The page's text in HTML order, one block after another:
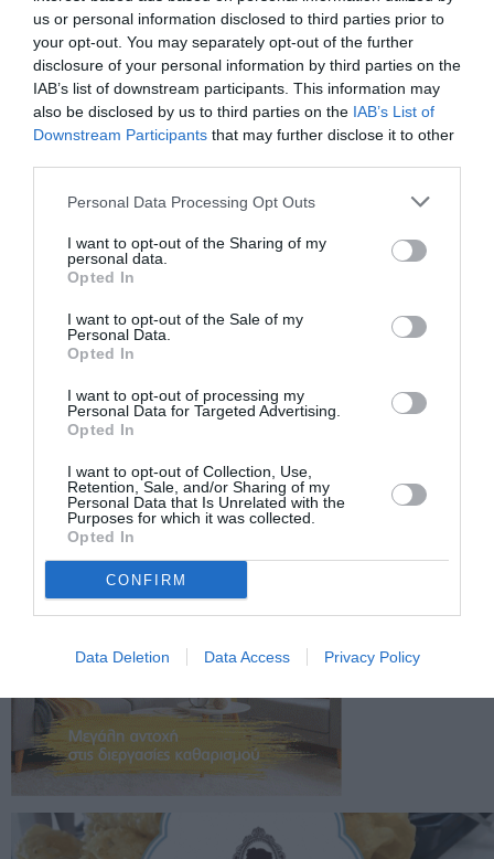
us or personal information disclosed to third parties prior to
your opt-out. You may separately opt-out of the further
disclosure of your personal information by third parties on the
IAB’s list of downstream participants. This information may
also be disclosed by us to third parties on the IAB’s List of
Downstream Participants that may further disclose it to other
Personal Data Processing Opt Outs
I want to opt-out of the Sharing of my
personal data.
Opted In
I want to opt-out of the Sale of my
Personal Data.
Opted In
I want to opt-out of processing my
Personal Data for Targeted Advertising.
Opted In
I want to opt-out of Collection, Use,
Retention, Sale, and/or Sharing of my
Personal Data that Is Unrelated with the
Purposes for which it was collected.
Opted In
CONFIRM
Data Deletion Data Access Privacy Policy
TAGS: ΚΥΡΙΑΚΟΣ ΜΗΤΣΟΤΑΚΗΣ
ΠΑΤΡΑ-ΠΥΡΓΟΣ
ΠΑΤΡΑ- ΤΣΑΚΩΝΑ
Facebook Twitter